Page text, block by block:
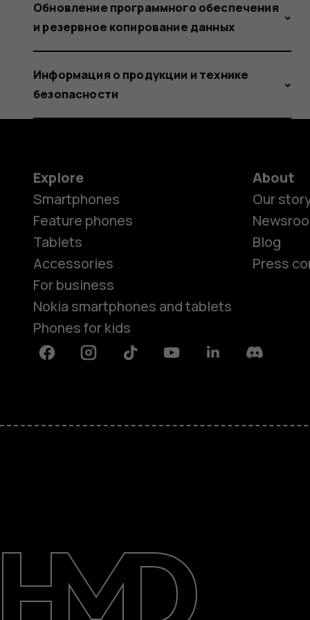
Support
International
Обновление программного обеспечения
и резервное копирование данных
Информация о продукции и технике
безопасности
Explore
Smartphones
Feature phones
Tablets
Accessories
For business
Nokia smartphones and tablets
Phones for kids
About
Our
Blog
Press
FacebookInstagramTiktok YoutubeLinkedinDiscord